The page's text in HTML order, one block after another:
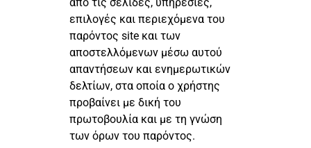
επιλογές και περιεχόμενα του
παρόντος site και των
αποστελλόμενων μέσω αυτού
απαντήσεων και ενημερωτικών
δελτίων, στα οποία ο χρήστης
προβαίνει με δική του
πρωτοβουλία και με τη γνώση
των όρων του παρόντος.